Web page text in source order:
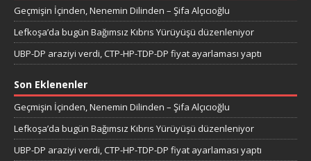
Geçmişin İçinden, Nenemin Dilinden – Şifa Alçıcıoğlu
Lefkoşa’da bugün Bağımsız Kıbrıs Yürüyüşü düzenleniyor
UBP-DP araziyi verdi, CTP-HP-TDP-DP fiyat ayarlaması yaptı
Son Eklenenler
Geçmişin İçinden, Nenemin Dilinden – Şifa Alçıcıoğlu
Lefkoşa’da bugün Bağımsız Kıbrıs Yürüyüşü düzenleniyor
UBP-DP araziyi verdi, CTP-HP-TDP-DP fiyat ayarlaması yaptı